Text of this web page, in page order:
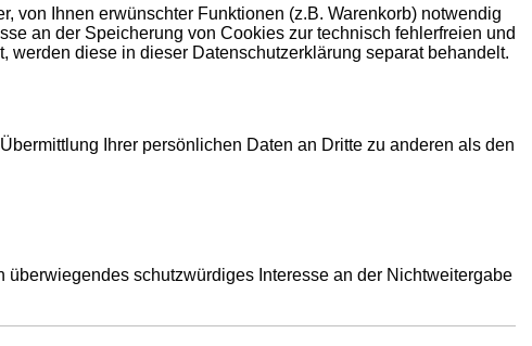
von Ihnen erwünschter Funktionen (z.B. Warenkorb) notwendig
an der Speicherung von Cookies zur technisch fehlerfreien und
diese in dieser Datenschutzerklärung separat behandelt.
Ihrer persönlichen Daten an Dritte zu anderen als den
schutzwürdiges Interesse an der Nichtweitergabe